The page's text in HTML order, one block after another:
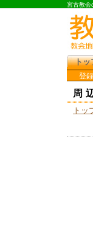
宮古教会
トッ
登
周
トッ